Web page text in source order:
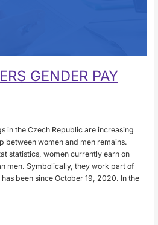
GENDER PAY
in the Czech Republic are increasing
between women and men remains.
statistics, women currently earn on
men. Symbolically, they work part of
been since October 19, 2020. In the